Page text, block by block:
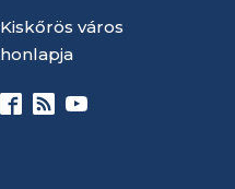
Kiskőrös város
honlapja